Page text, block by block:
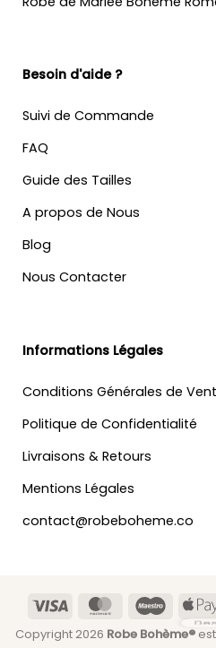
Besoin d'aide ?
Suivi de Commande
FAQ
Guide des Tailles
A propos de Nous
Blog
Nous Contacter
Informations Légales
Conditions Générales de
Politique de Confidentialité
Livraisons & Retours
Mentions Légales
contact@robeboheme.co
Visa MasterCardMaestro
Copyright 2026 Robe Bohème®